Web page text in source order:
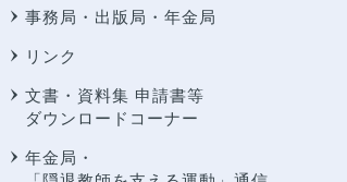
事務局・出版局・年金局
リンク
文書・資料集 申請書等
ダウンロードコーナー
年金局・